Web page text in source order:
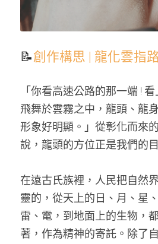
📝創作構思 | 龍化雲指
「你看高速公路的那一端 !
飛舞於雲霧之中，龍頭、龍
形象好明顯。」從彰化而來
說，龍頭的方位正是我們的
在遠古氏族裡，人民把自然
靈的，從天上的日、月、星
雷、電，到地面上的生物，
著，作為精神的寄託。除了